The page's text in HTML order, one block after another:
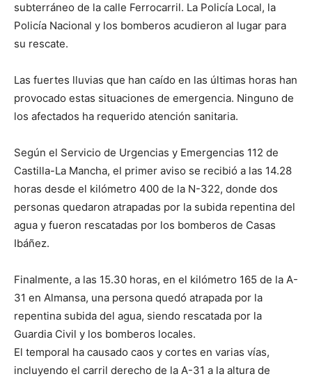
subterráneo de la calle Ferrocarril. La Policía Local, la
Policía Nacional y los bomberos acudieron al lugar para
su rescate.
Las fuertes lluvias que han caído en las últimas horas han
provocado estas situaciones de emergencia. Ninguno de
los afectados ha requerido atención sanitaria.
Según el Servicio de Urgencias y Emergencias 112 de
Castilla-La Mancha, el primer aviso se recibió a las 14.28
horas desde el kilómetro 400 de la N-322, donde dos
personas quedaron atrapadas por la subida repentina del
agua y fueron rescatadas por los bomberos de Casas
Ibáñez.
Finalmente, a las 15.30 horas, en el kilómetro 165 de la A-
31 en Almansa, una persona quedó atrapada por la
repentina subida del agua, siendo rescatada por la
Guardia Civil y los bomberos locales.
El temporal ha causado caos y cortes en varias vías,
incluyendo el carril derecho de la A-31 a la altura de